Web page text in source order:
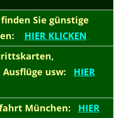
Sie günstige
HIER KLICKEN
usw:
HIER
München:
HIER